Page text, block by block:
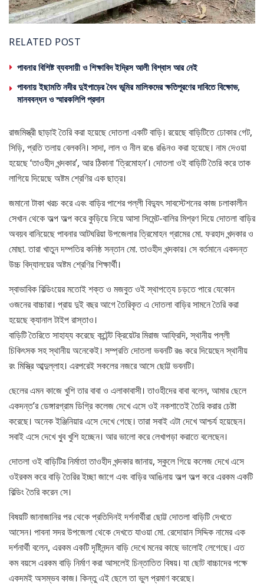
RELATED POST
পাবনার বিশিষ্ট ব্যবসায়ী ও শিক্ষাবিদ ইদ্রিস আলী বিশ্বাস আর নেই
পাবনায় ইছামতি নদীর দুইপাড়ের বৈধ ভূমির মালিকদের ক্ষতিপূরণের দাবিতে বিক্ষোভ,
মানববন্ধন ও স্মারকলিপি প্রদান
রাজমিস্ত্রী ছাড়াই তৈরি করা হয়েছে দোতলা একটি বাড়ি। রয়েছে বাড়িটিতে ঢোকার গেট,
সিড়ি, প্রতি তলায় বেলকনি। সাদা, লাল ও নীল রঙে রঙিনও করা হয়েছে। নাম দেওয়া
হয়েছে ‘তাওহীদ খন্দকার’, আর ঠিকানা ‘ত্রিমোহন’। দোতলা ওই বাড়িটি তৈরি করে তাক
লাগিয়ে দিয়েছে অষ্টম শ্রেণির এক ছাত্র।
জমানো টাকা খরচ করে এবং বাড়ির পাশের পল্লী বিদ্যুৎ সাবস্টেশনের কাজ চলাকালীন
সেখান থেকে অল্প অল্প করে কুড়িয়ে নিয়ে আসা সিমেন্ট-বালির মিশ্রণ দিয়ে দোতলা বাড়ির
অবয়ব বানিয়েছে পাবনার আটঘরিয়া উপজেলার ত্রিমোহন গ্রামের মো. ফরহাদ খন্দকার ও
মোছা. তারা খাতুন দম্পতির কনিষ্ঠ সন্তান মো. তাওহীদ খন্দকার। সে বর্তমানে একদন্ত
উচ্চ বিদ্যালয়ের অষ্টম শ্রেণির শিক্ষার্থী।
স্বাভাবিক বিল্ডিংয়ের মতোই শক্ত ও মজবুত ওই স্থাপত্যে চড়তে পারে যেকোন
ওজনের বাচ্চারা। প্রায় দুই বছর আগে তৈরিকৃত এ দোতলা বাড়ির সামনে তৈরি করা
হয়েছে ক্যানাল টাইপ রাস্তাও।
বাড়িটি তৈরিতে সাহায্য করেছে কন্টেন্ট ক্রিয়েটর মিরাজ আফ্রিদি, স্থানীয় পল্লী
চিকিৎসক সহ স্থানীয় অনেকেই। সম্প্রতি দোতলা ভবনটি রঙ করে দিয়েছেন স্থানীয়
রং মিস্ত্রি আব্দুল্লাহ। এরপরেই সকলের নজরে আসে ছোট্ট ভবনটি।
ছেলের এমন কাজে খুশি তার বাবা ও এলাকাবাসী। তাওহীদের বাবা বলেন, আমার ছেলে
একদন্ত’র ডেঙ্গারগ্রাম ডিগ্রি কলেজ দেখে এসে ওই নকশাতেই তৈরি করার চেষ্টা
করেছে। অনেক ইঞ্জিনিয়ার এসে দেখে গেছে। তারা সবাই এটা দেখে আশ্চর্য হয়েছেন।
সবাই এসে দেখে খু্ব খুশি হচ্ছেন। আর ভালো করে লেখাপড়া করাতে বলেছেন।
দোতলা ওই বাড়িটির নির্মাতা তাওহীদ খন্দকার জানায়, স্কুলে গিয়ে কলেজ দেখে এসে
ওইরকম করে বাড়ি তৈরির ইচ্ছা জাগে এবং বাড়ির আঙিনায় অল্প অল্প করে এরকম একটি
বিল্ডিং তৈরি করেন সে।
বিষয়টি জানাজানির পর থেকে প্রতিদিনই দর্শনার্থীরা ছোট্ট দোতলা বাড়িটি দেখতে
আসেন। পাবনা সদর উপজেলা থেকে দেখতে যাওয়া মো. রেদোয়ান সিদ্দিক নামের এক
দর্শনার্থী বলেন, এরকম একটি দৃষ্টিনন্দন বাড়ি দেখে মনের কাছে ভালোই লেগেছে। এত
কম বয়সে এরকম বাড়ি নির্মাণ করা আসলেই চিন্তাতিত বিষয়। যা ছোট বাচ্চাদের পক্ষে
একদমই অসম্ভব কাজ। কিন্তু এই ছেলে তা ভুল প্রমাণ করেছে।